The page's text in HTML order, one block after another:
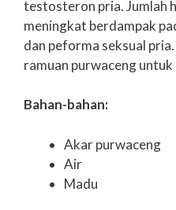
testosteron pria. Jumlah
meningkat berdampak
dan peforma seksual
ramuan purwaceng untuk
Bahan-bahan:
Akar purwaceng
Air
Madu